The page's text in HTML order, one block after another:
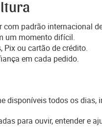
com padrão internacional
um momento difícil.
Pix ou cartão de crédito.
em cada pedido.
disponíveis todos os dias,
para ouvir, entender e